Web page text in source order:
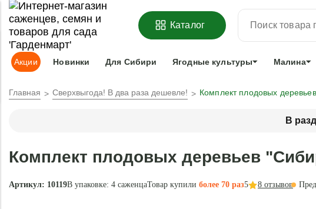
ОФОРМИТЬПРЕДЗАКАЗ =
Адрес доставки:Москва Доставка и оплата Гарантии
Каталог
Акции Новинки Для Сибири Ягодные культуры Малина
Главная Сверхвыгода! В два раза дешевле! Комплект плодовых
В
Комплект плодовых деревьев
Артикул: 10119В упаковке: 4 саженцаТовар купили более 70 раз5 8 отзывов